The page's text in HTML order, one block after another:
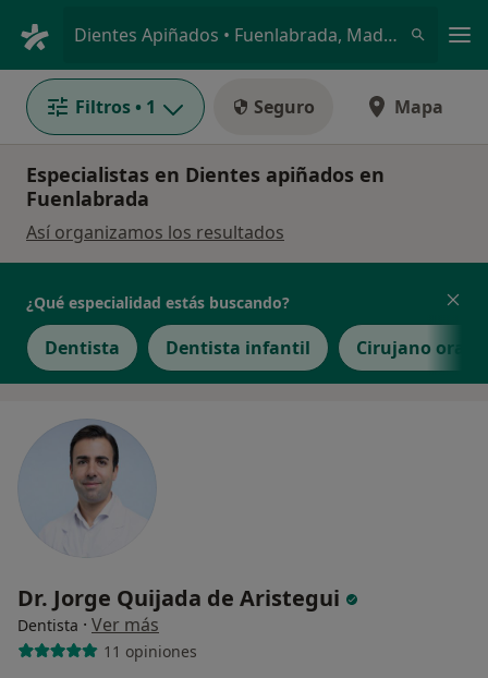
Dientes Apiñados • Fuenlabrada, Madrid
Filtros • 1 Seguro Mapa
Especialistas en Dientes apiñados en
Fuenlabrada
Así organizamos los resultados
¿Qué especialidad estás buscando?
Dentista Dentista infantil Cirujano oral
Dr. Jorge Quijada de Aristegui
Dentista · Ver más
11 opiniones